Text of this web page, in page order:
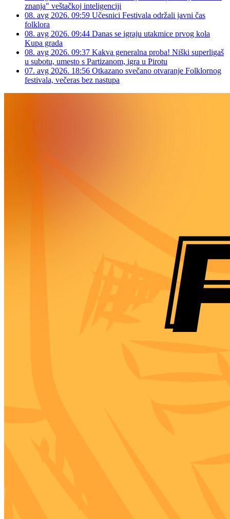
znanja" veštačkoj inteligenciji
08. avg 2026. 09:59 Učesnici Festivala održali javni čas
folklora
08. avg 2026. 09:44 Danas se igraju utakmice prvog kola
Kupa grada
08. avg 2026. 09:37 Kakva generalna proba! Niški superligaš
u subotu, umesto s Partizanom, igra u Pirotu
07. avg 2026. 18:56 Otkazano svečano otvaranje Folklornog
festivala, večeras bez nastupa